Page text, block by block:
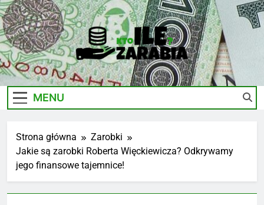
Skip
to
content
Ile-
Zarabia.edu.pl
Zarobki Gwiazd, Ciekawostki I Biznes
MENU
Strona główna
Zarobki
Jakie są zarobki Roberta Więckiewicza? Odkrywamy
jego finansowe tajemnice!